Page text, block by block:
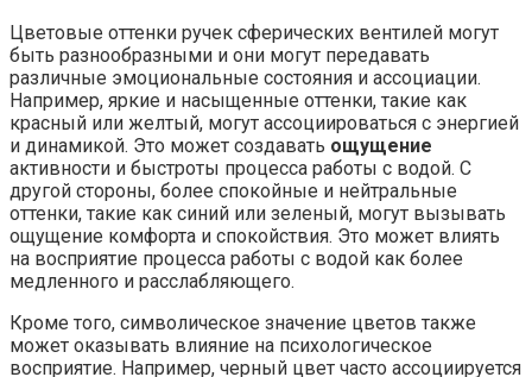
Цветовые оттенки ручек сферических вентилей могут
быть разнообразными и они могут передавать
различные эмоциональные состояния и ассоциации.
Например, яркие и насыщенные оттенки, такие как
красный или желтый, могут ассоциироваться с энергией
и динамикой. Это может создавать ощущение
активности и быстроты процесса работы с водой. С
другой стороны, более спокойные и нейтральные
оттенки, такие как синий или зеленый, могут вызывать
ощущение комфорта и спокойствия. Это может влиять
на восприятие процесса работы с водой как более
медленного и расслабляющего.
Кроме того, символическое значение цветов также
может оказывать влияние на психологическое
восприятие. Например, черный цвет часто ассоциируется